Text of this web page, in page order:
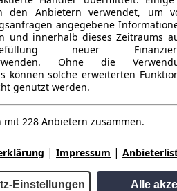
den Anbietern verwendet, um
angegebene
und innerhalb dieses Zeitraums
neuer
Ohne die
können solche erweiterten
genutzt werden.
228 Anbietern zusammen.
| Impressum |
Einstellungen Alle
in Hamburg
+ Standheizung